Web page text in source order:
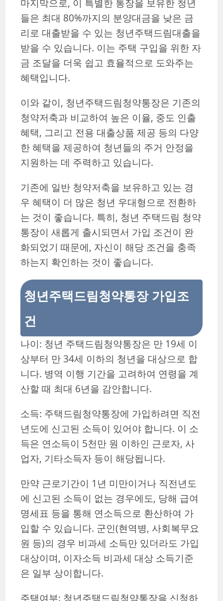
마지막으로, 이 특별한 통장을 보유한 청년
들은 최대 80%까지의 분양대금을 낮은 금
리로 대출받을 수 있는 청년주택드림대출을
받을 수 있습니다. 이는 주택 구입을 위한 자
금 조달을 더욱 쉽고 효율적으로 도와주는
혜택입니다.
이와 같이, 청년주택드림청약통장은 기존의
청약저축과 비교하여 높은 이율, 중도 인출
혜택, 그리고 전용 대출상품 제공 등의 다양
한 혜택을 제공하여 청년들의 주거 안정을
지원하는 데 주력하고 있습니다.
기존에 일반 청약저축을 보유하고 있는 경
우 혜택이 더 많은 청년 우대형으로 전환하
는 것이 좋습니다. 특히, 청년 주택드림 청약
통장이 새롭게 출시되면서 가입 조건이 완
화되었기 때문에, 자신이 해당 조건을 충족
하는지 확인하는 것이 좋습니다.
청년주택드림청약통장 가입조
건
나이: 청년 주택드림청약통장은 만 19세 이
상부터 만 34세 이하의 청년을 대상으로 합
니다. 병역 이행 기간을 고려하여 연령을 계
산할 때 최대 6년을 감안합니다.
소득: 주택드림청약통장에 가입하려면 직전
년도에 신고된 소득이 있어야 합니다. 이 소
득은 연소득이 5천만 원 이하인 근로자, 사
업자, 기타소득자 등이 해당됩니다.
만약 근로기간이 1년 미만이거나 직전년도
에 신고된 소득이 없는 경우에도, 당해 급여
명세표 등을 통해 연소득으로 환산하여 가
입할 수 있습니다. 군인(현역병, 사회복무요
원 등)의 경우 비과세 소득만 있더라도 가입
대상이며, 이자소득 비과세 대상 소득기준
은 일부 상이합니다.
주택여부: 청년주택드림청약통장을 신청하